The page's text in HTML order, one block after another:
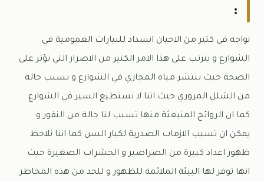
:
نواجه في كثير من الاحيان انسداد للبيارات العمومية في
الشوارع و يترتب على هذا الامر الكثير من الاضرار التي تؤثر على
الصحة حيث تنتشر مياه المجاري في الشوارع و تسبب حالة
من الشلل المروري حيث اننا لا نستطيع السير في الشوارع
كما ان الروائح المنبعثة منها تسبب لنا حالة من النفور و
يمكن ان تسبب الازمات الصدرية لكبار السن كما اننا نلاحظ
ظهور اعداد كبيرة من الصراصير و الحشرات الصغيرة حيث
انها توفر لها البيئة الملائمة للظهور و للحد من هذه المخاطر